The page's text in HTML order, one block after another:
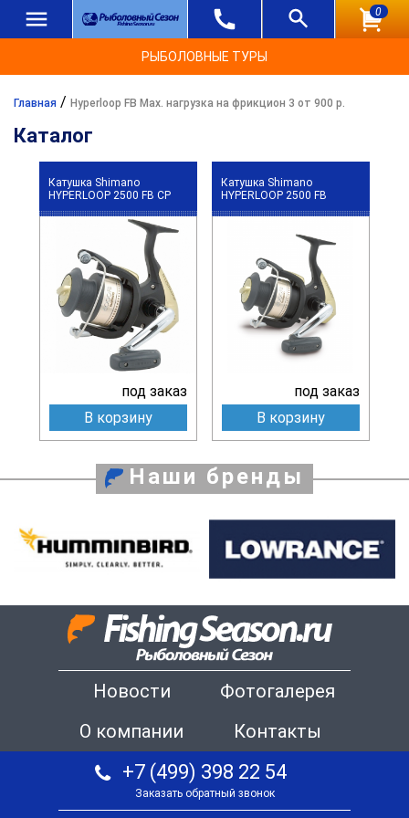
0
РЫБОЛОВНЫЕ ТУРЫ
Главная / Hyperloop FB Max. нагрузка на фрикцион 3 от 900 р.
Каталог
Катушка Shimano
HYPERLOOP 2500 FB CP
под заказ
В корзину
Катушка Shimano
HYPERLOOP 2500 FB
под заказ
В корзину
Наши бренды
Новости
Фотогалерея
О компании
Контакты
+7 (499) 398 22 54
Заказать обратный звонок